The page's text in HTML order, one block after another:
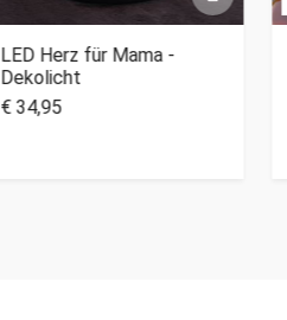
LED Herz für Mama -
Dekolicht
€ 34,95